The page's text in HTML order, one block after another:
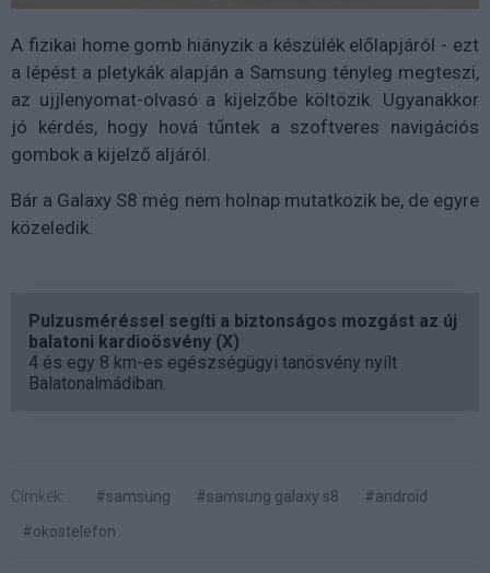
A fizikai home gomb hiányzik a készülék előlapjáról - ezt
a lépést a pletykák alapján a Samsung tényleg megteszi,
az ujjlenyomat-olvasó a kijelzőbe költözik. Ugyanakkor
jó kérdés, hogy hová tűntek a szoftveres navigációs
gombok a kijelző aljáról.
Bár a Galaxy S8 még nem holnap mutatkozik be, de egyre
közeledik.
Pulzusméréssel segíti a biztonságos mozgást az új
balatoni kardioösvény (X)
4 és egy 8 km-es egészségügyi tanösvény nyílt
Balatonalmádiban.
Címkék: #samsung #samsung galaxy s8
#android
#okostelefon